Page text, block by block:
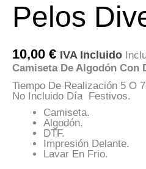
Pelos
10,00 € IVA Incluido
Camiseta De Algodón Con
Tiempo De Realización 5 O
No Incluido Día Festivos.
Camiseta.
Algodón.
DTF.
Impresión Delante.
Lavar En Frio.